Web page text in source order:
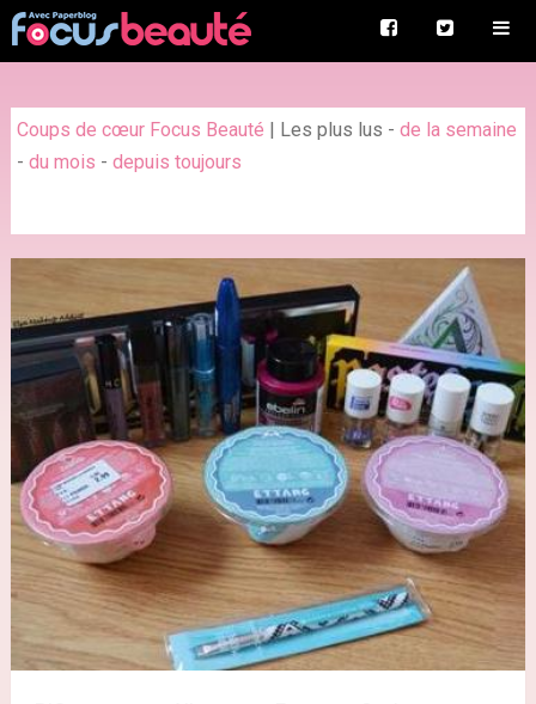
Coups de cœur Focus Beauté | Les plus lus - de la semaine
- du mois - depuis toujours